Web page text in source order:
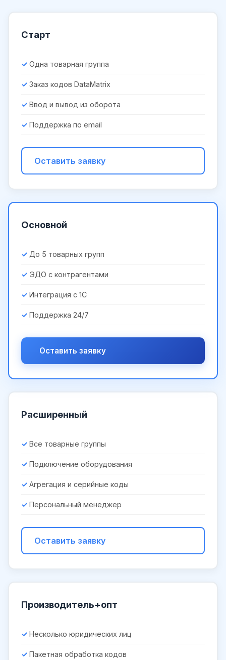
Старт
Одна товарная группа
Заказ кодов DataMatrix
Ввод и вывод из оборота
Поддержка по email
Оставить заявку
Основной
До 5 товарных групп
ЭДО с контрагентами
Интеграция с 1С
Поддержка 24/7
Оставить заявку
Расширенный
Все товарные группы
Подключение оборудования
Агрегация и серийные коды
Персональный менеджер
Оставить заявку
Производитель+опт
Несколько юридических лиц
Пакетная обработка кодов